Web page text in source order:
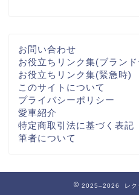
お問い合わせ
お役立ちリンク集(ブラン
お役立ちリンク集(緊急時)
このサイトについて
プライバシーポリシー
愛車紹介
特定商取引法に基づく表記
筆者について
2025–2026 レク